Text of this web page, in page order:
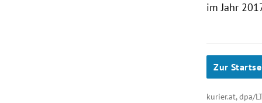
im Jahr
Zur
kurier.at, dpa/